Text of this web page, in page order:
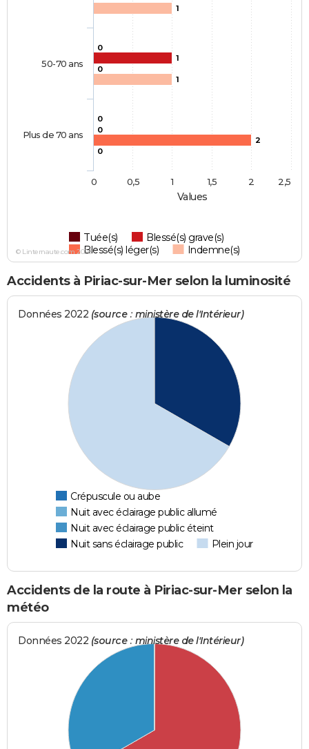
Values
0
0
1
0
0
2
1
1
0
Tuée(s)
Blessé(s) grave(s)
Blessé(s) léger(s)
Indemne(s)
50-70 ans
Plus de 70 ans
0 0,5 1 1,5 2 2,5
© Linternaute.com 2026
Accidents à Piriac-sur-Mer selon la luminosité
Données 2022 (source : ministère de l'Intérieur)
Crépuscule ou aube
Nuit avec éclairage public allumé
Nuit avec éclairage public éteint
Nuit sans éclairage public
Plein jour
Accidents de la route à Piriac-sur-Mer selon la
météo
Données 2022 (source : ministère de l'Intérieur)